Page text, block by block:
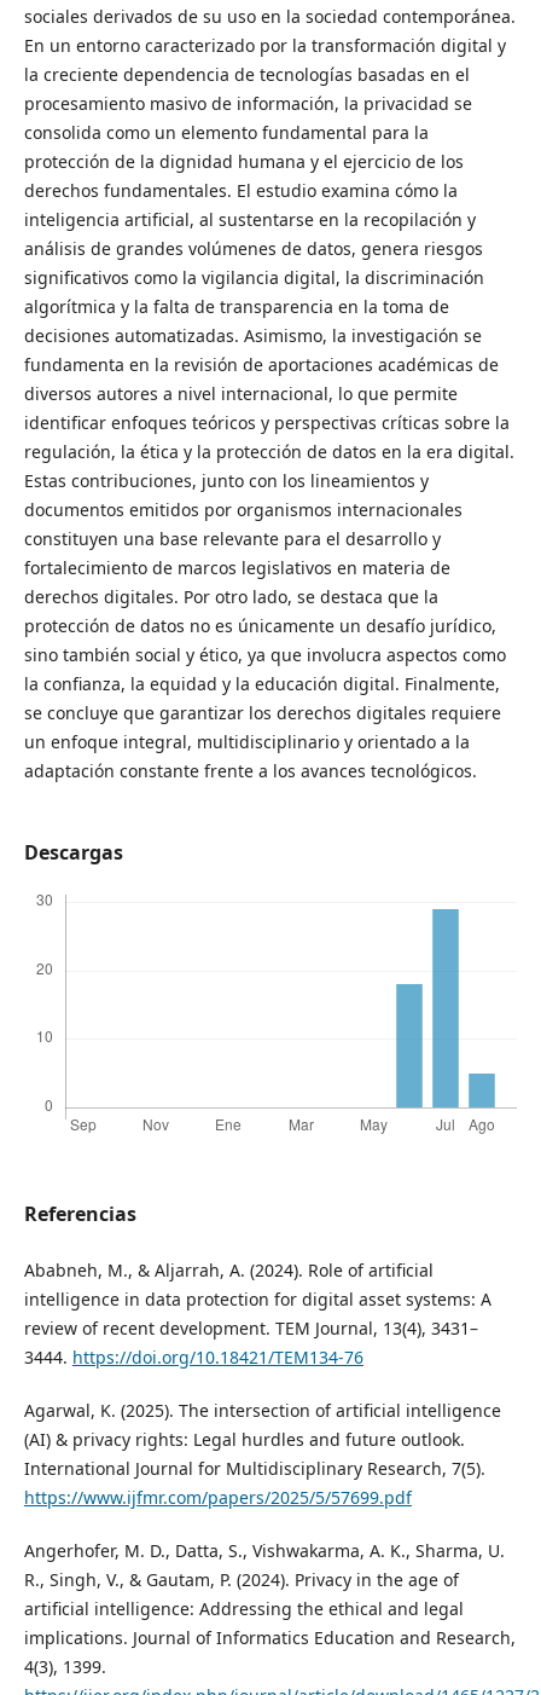
sociales derivados de su uso en la sociedad contemporánea.
En un entorno caracterizado por la transformación digital y
la creciente dependencia de tecnologías basadas en el
procesamiento masivo de información, la privacidad se
consolida como un elemento fundamental para la
protección de la dignidad humana y el ejercicio de los
derechos fundamentales. El estudio examina cómo la
inteligencia artificial, al sustentarse en la recopilación y
análisis de grandes volúmenes de datos, genera riesgos
significativos como la vigilancia digital, la discriminación
algorítmica y la falta de transparencia en la toma de
decisiones automatizadas. Asimismo, la investigación se
fundamenta en la revisión de aportaciones académicas de
diversos autores a nivel internacional, lo que permite
identificar enfoques teóricos y perspectivas críticas sobre la
regulación, la ética y la protección de datos en la era digital.
Estas contribuciones, junto con los lineamientos y
documentos emitidos por organismos internacionales
constituyen una base relevante para el desarrollo y
fortalecimiento de marcos legislativos en materia de
derechos digitales. Por otro lado, se destaca que la
protección de datos no es únicamente un desafío jurídico,
sino también social y ético, ya que involucra aspectos como
la confianza, la equidad y la educación digital. Finalmente,
se concluye que garantizar los derechos digitales requiere
un enfoque integral, multidisciplinario y orientado a la
adaptación constante frente a los avances tecnológicos.
Descargas
Referencias
Ababneh, M., & Aljarrah, A. (2024). Role of artificial
intelligence in data protection for digital asset systems: A
review of recent development. TEM Journal, 13(4), 3431–
3444. https://doi.org/10.18421/TEM134-76
Agarwal, K. (2025). The intersection of artificial intelligence
(AI) & privacy rights: Legal hurdles and future outlook.
International Journal for Multidisciplinary Research, 7(5).
https://www.ijfmr.com/papers/2025/5/57699.pdf
Angerhofer, M. D., Datta, S., Vishwakarma, A. K., Sharma, U.
R., Singh, V., & Gautam, P. (2024). Privacy in the age of
artificial intelligence: Addressing the ethical and legal
implications. Journal of Informatics Education and Research,
4(3), 1399.